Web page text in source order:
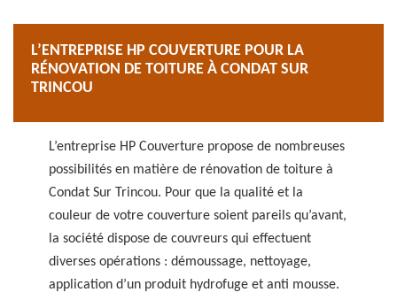
L’ENTREPRISE HP COUVERTURE POUR LA
RÉNOVATION DE TOITURE À CONDAT SUR
TRINCOU
L’entreprise HP Couverture propose de nombreuses
possibilités en matière de rénovation de toiture à
Condat Sur Trincou. Pour que la qualité et la
couleur de votre couverture soient pareils qu’avant,
la société dispose de couvreurs qui effectuent
diverses opérations : démoussage, nettoyage,
application d’un produit hydrofuge et anti mousse.